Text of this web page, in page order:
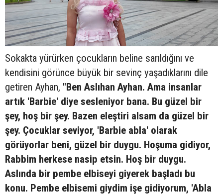
Sokakta yürürken çocukların beline sarıldığını ve
kendisini görünce büyük bir sevinç yaşadıklarını dile
getiren Ayhan, "Ben Aslıhan Ayhan. Ama insanlar
artık 'Barbie' diye sesleniyor bana. Bu güzel bir
şey, hoş bir şey. Bazen eleştiri alsam da güzel bir
şey. Çocuklar seviyor, 'Barbie abla' olarak
görüyorlar beni, güzel bir duygu. Hoşuma gidiyor,
Rabbim herkese nasip etsin. Hoş bir duygu.
Aslında bir pembe elbiseyi giyerek başladı bu
konu. Pembe elbisemi giydim işe gidiyorum, 'Abla